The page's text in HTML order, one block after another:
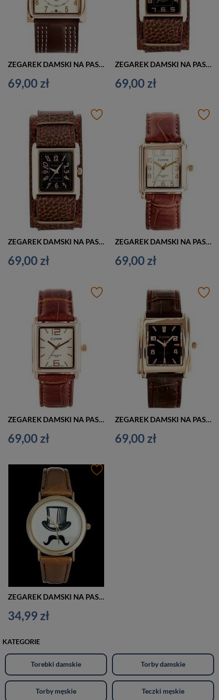
69,00 zł 69,00 zł
ZEGAREK DAMSKI NA PASKU BRĄZOWY EXTREIM EXT-Y016B-5A (zx665e)
69,00 zł
ZEGAREK DAMSKI NA PASKU KLASYCZNY EXTREIM EXT-Y018A-5A (zx660e)
69,00 zł
69,00 zł 69,00 zł
ZEGAREK DAMSKI NA PASKU CASUAL CYLINDER, WĄSY - asox (zx580a)
34,99 zł
KATEGORIE
Torebki damskie Torby damskie
Torby męskie Teczki męskie